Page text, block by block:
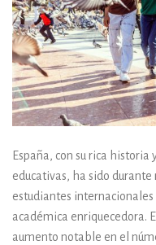
España, con su rica historia
educativas, ha sido
estudiantes internacionales
académica enriquecedora.
aumento notable en el